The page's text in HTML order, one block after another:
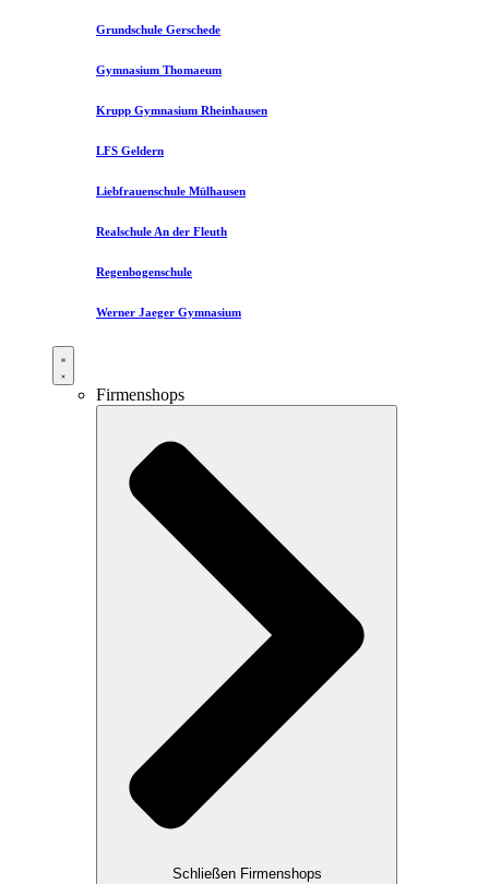
Grundschule Gerschede
Gymnasium Thomaeum
Krupp Gymnasium Rheinhausen
LFS Geldern
Liebfrauenschule Mülhausen​
Realschule An der Fleuth
Regenbogenschule
Werner Jaeger Gymnasium
Firmenshops
Schließen Firmenshops